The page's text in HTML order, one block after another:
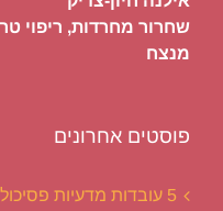
שחרור מחרדות, ריפוי
מנצח
פוסטים אחרונים
5 עובדות מדעיות